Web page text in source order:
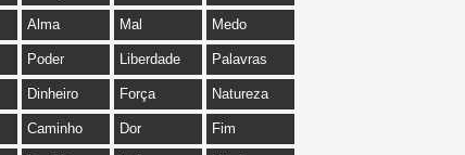
Alma Mal Medo
Poder Liberdade Palavras
Dinheiro Força Natureza
Caminho Dor Fim